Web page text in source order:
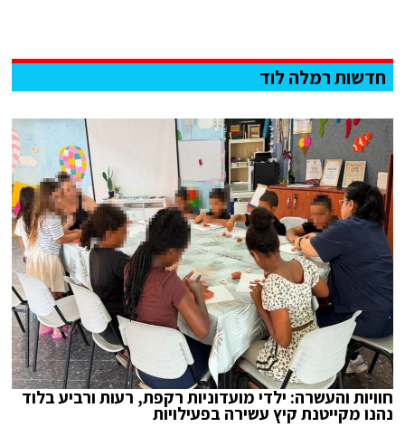
חדשות רמלה לוד
חוויות והעשרה: ילדי מועדוניות רקפת, רעות ורביע בלוד
נהנו מקייטנת קיץ עשירה בפעילויות